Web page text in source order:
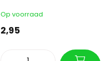
Op voorraad
2,95